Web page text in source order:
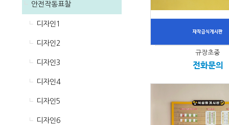
안전작동표찰
디자인1
디자인2
디자인3
디자인4
디자인5
디자인6
규장초중
전화문의